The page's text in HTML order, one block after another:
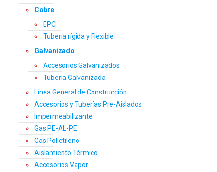
Cobre
EPC
Tubería rígida y Flexible
Galvanizado
Accesorios Galvanizados
Tubería Galvanizada
Línea General de Construcción
Accesorios y Tuberías Pre-Aislados
Impermeabilizante
Gas PE-AL-PE
Gas Polietileno
Aislamiento Térmico
Accesorios Vapor